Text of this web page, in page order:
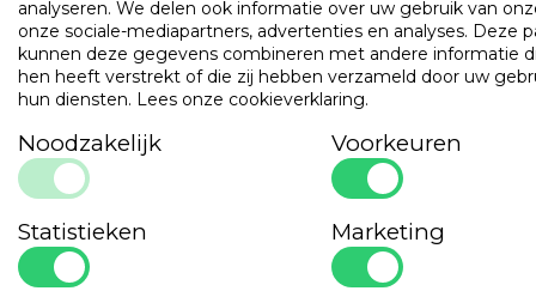
Art. VADB15TH
analyseren. We delen ook informatie over uw gebruik van
onze sociale-mediapartners, advertenties en analyses. Deze
kunnen deze gegevens combineren met andere informatie
hen heeft verstrekt of die zij hebben verzameld door uw
hun diensten. Lees onze cookieverklaring.
Noodzakelijk Voorkeuren
Statistieken Marketing